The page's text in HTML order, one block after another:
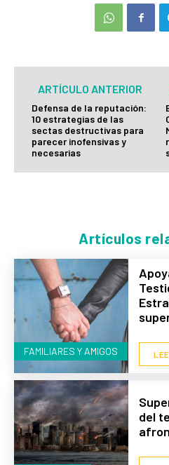
ARTÍCULO ANTERIOR
Defensa de la reputación:
10 estrategias de las
sectas destructivas para
parecer inofensivas y
necesarias
Artículos
FAMILIARES Y AMIGOS
del